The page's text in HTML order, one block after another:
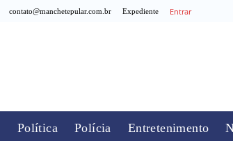
contato@manchetepular.com.br Expediente Entrar
Política Polícia Entretenimento